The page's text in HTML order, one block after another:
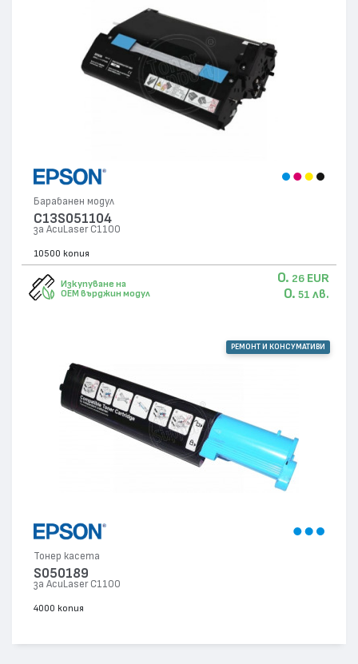
Барабанен модул
C13S051104
за AcuLaser C1100
10500 копия
Изкупуване на
OEM върджин модул
0. 26 EUR
0. 51 лв.
РЕМОНТ И КОНСУМАТИВИ
Тонер касета
S050189
за AcuLaser C1100
4000 копия